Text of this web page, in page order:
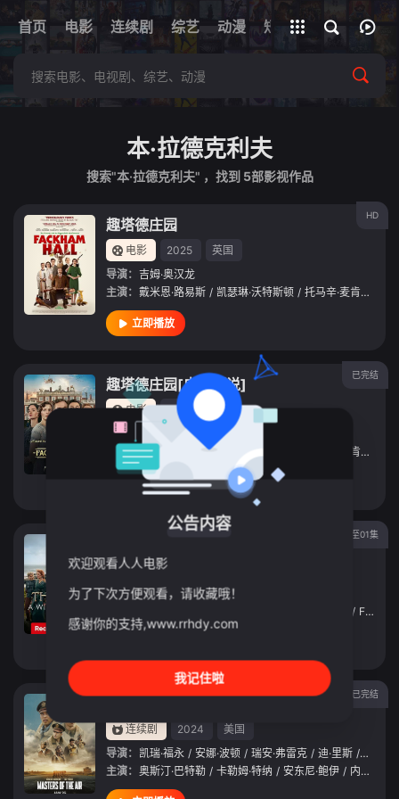
首页 电影 连续剧 综艺 动漫 短剧 网址
全部影片
本·拉德克利夫
搜索"本·拉德克利夫" ，找到 5部影视作品
HD
趣塔德庄园
电影 2025
英国
导演： 吉姆·奥汉龙
主演： 戴米恩·路易斯 / 凯瑟琳·沃特斯顿 / 托马辛·麦肯齐
立即播放
已完结
趣塔德庄园[电影解说]
电影 2025
英国
导演：
吉姆·奥汉龙
主演：戴米恩·路易斯 / 托马辛·麦肯齐
立即播放
更新至01集
连续剧
导演：梅尔西·阿尔马斯
/ Fabian
已完结
连续剧 2024
美国
导演： 凯瑞·福永 / 安娜·波顿 / 瑞安·弗雷克 / 迪·里斯 / 蒂莫西
主演： 奥斯汀·巴特勒 / 卡勒姆·特纳 / 安东尼·鲍伊 / 内特·曼
公告内容
欢迎观看人人电影
为了下次方便观看，请收藏哦！
感谢你的支持,www.rrhdy.com
我记住啦